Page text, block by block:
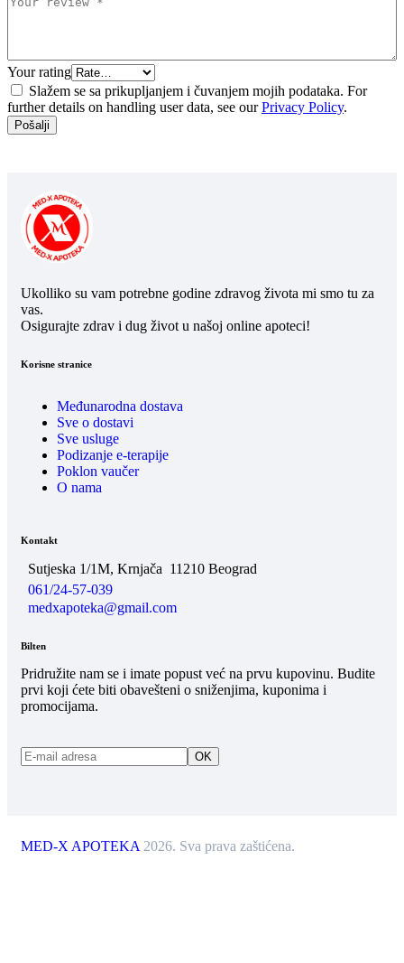
Your rating
Slažem se sa prikupljanjem i čuvanjem mojih podataka. For
further details on handling user data, see ourPrivacy Policy.
Ukolliko su vam potrebne godine zdravog života mi smo tu za
vas.
Osigurajte zdrav i dug život u našoj online apoteci!
Korisne stranice
Međunarodna dostava
Sve o dostavi
Sve usluge
Podizanje e-terapije
Poklon vaučer
O nama
Kontakt
Sutjeska 1/1M, Krnjača 11210 Beograd
061/24-57-039
medxapoteka@gmail.com
Bilten
Pridružite nam se i imate popust već na prvu kupovinu. Budite
prvi koji ćete biti obavešteni o sniženjima, kuponima i
promocijama.
MED-X APOTEKA 2026. Sva prava zaštićena.